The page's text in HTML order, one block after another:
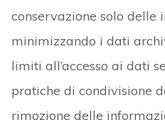
conservazione solo delle
minimizzando i dati
limiti all’accesso ai dati
pratiche di condivisione
rimozione delle